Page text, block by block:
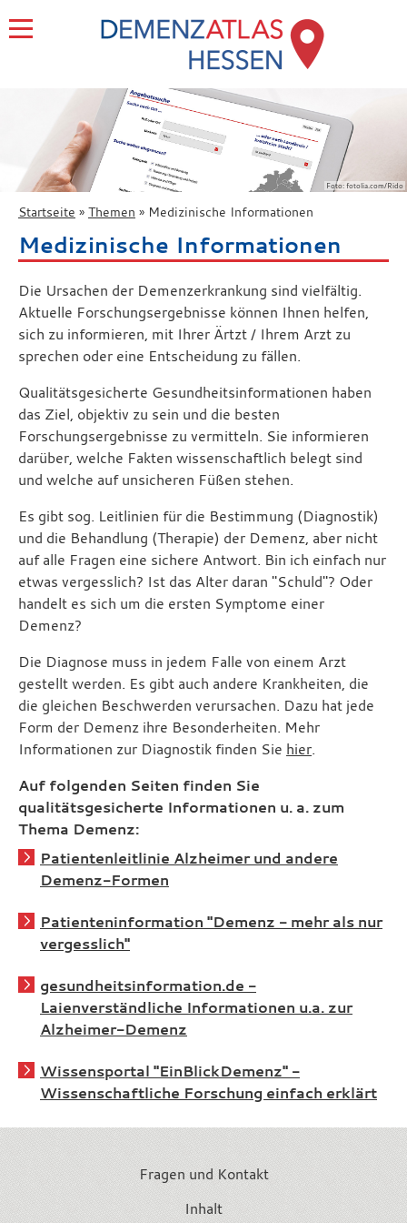
Foto: fotolia.com/Rido
Startseite Themen Medizinische Informationen
Medizinische Informationen
Die Ursachen der Demenzerkrankung sind vielfältig.
Aktuelle Forschungsergebnisse können Ihnen helfen,
sich zu informieren, mit Ihrer Ärtzt / Ihrem Arzt zu
sprechen oder eine Entscheidung zu fällen.
Qualitätsgesicherte Gesundheitsinformationen haben
das Ziel, objektiv zu sein und die besten
Forschungsergebnisse zu vermitteln. Sie informieren
darüber, welche Fakten wissenschaftlich belegt sind
und welche auf unsicheren Füßen stehen.
Es gibt sog. Leitlinien für die Bestimmung (Diagnostik)
und die Behandlung (Therapie) der Demenz, aber nicht
auf alle Fragen eine sichere Antwort. Bin ich einfach nur
etwas vergesslich? Ist das Alter daran "Schuld"? Oder
handelt es sich um die ersten Symptome einer
Demenz?
Die Diagnose muss in jedem Falle von einem Arzt
gestellt werden. Es gibt auch andere Krankheiten, die
die gleichen Beschwerden verursachen. Dazu hat jede
Form der Demenz ihre Besonderheiten. Mehr
Informationen zur Diagnostik finden Sie hier.
Auf folgenden Seiten finden Sie
qualitätsgesicherte Informationen u. a. zum
Thema Demenz:
Patientenleitlinie Alzheimer und andere
Demenz-Formen
Patienteninformation "Demenz - mehr als nur
vergesslich"
gesundheitsinformation.de -
Laienverständliche Informationen u.a. zur
Alzheimer-Demenz
Wissensportal "EinBlickDemenz" -
Wissenschaftliche Forschung einfach erklärt
Fragen und Kontakt
Inhalt